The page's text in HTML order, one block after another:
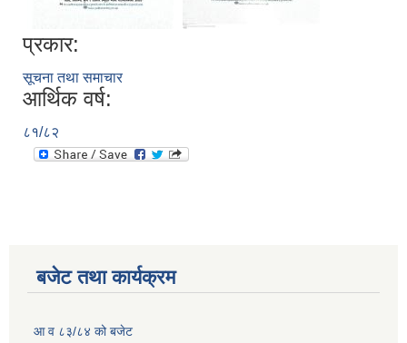
प्रकार:
सूचना तथा समाचार
आर्थिक वर्ष:
८१/८२
बजेट तथा कार्यक्रम
आ व ८३/८४ को बजेट